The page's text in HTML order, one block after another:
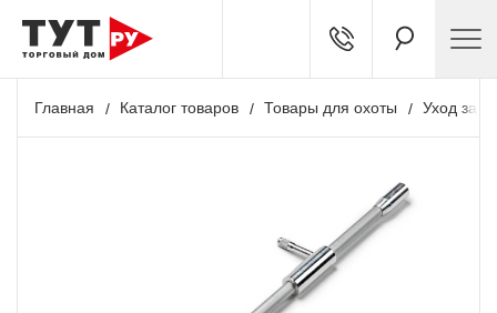
Главная Каталог товаров Товары для охоты Уход за